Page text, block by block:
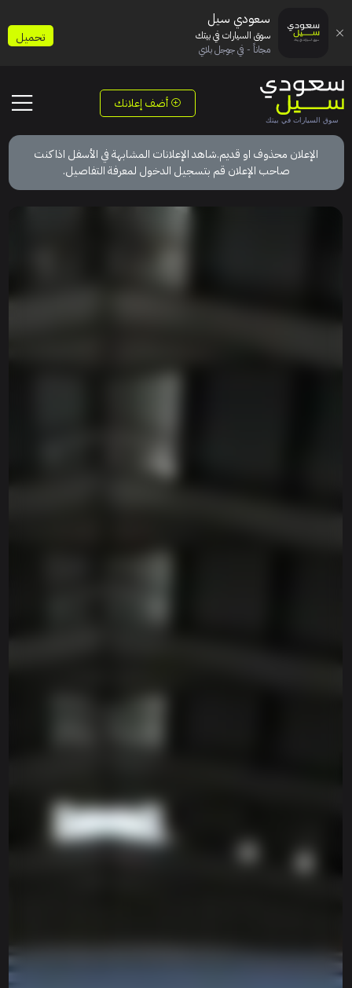
أضف إعلانك
الإعلان محذوف او قديم.شاهد الإعلانات المشابهة في الأسفل اذا كنت
صاحب الإعلان قم بتسجيل الدخول لمعرفة التفاصيل.
سعودي سيل
سوق السيارات في بيتك
مجاناً - في جوجل بلاي
تحميل